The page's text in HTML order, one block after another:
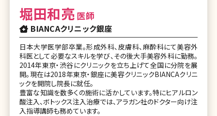
堀田和亮医師
BIANCAクリニック銀座
日本大学医学部卒業。形成外科、皮膚科、麻酔科にて美容外
科医として必要なスキルを学び、その後大手美容外科に勤務。
2014年東京・渋谷にクリニックを立ち上げて全国に分院を展
開。現在は2018年東京・銀座に美容クリニックBIANCAクリニ
ックを開院し院長に就任。
豊富な知識を数多くの施術に活かしています。特にヒアルロン
酸注入、ボトックス注入治療では、アラガン社のドクター向け注
入指導講師も務めています。